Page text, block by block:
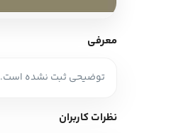
زبان شناسی
معرفی
توضیحی ثبت نشده است.
نظرات کاربران